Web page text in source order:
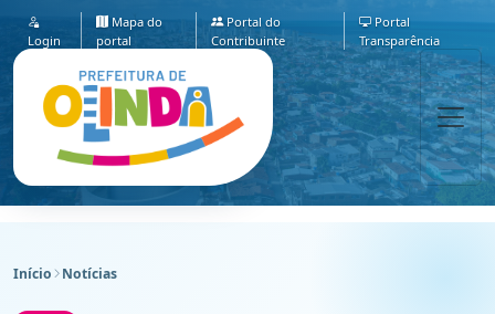
Login
Mapa do
portal
Portal do
Contribuinte
Portal
Transparência
Início Notícias